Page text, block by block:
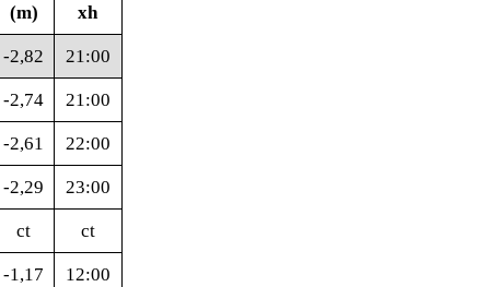
(m)
xh
-2,82 21:00
-2,74 21:00
-2,61 22:00
-2,29 23:00
ct ct
-1,17 12:00